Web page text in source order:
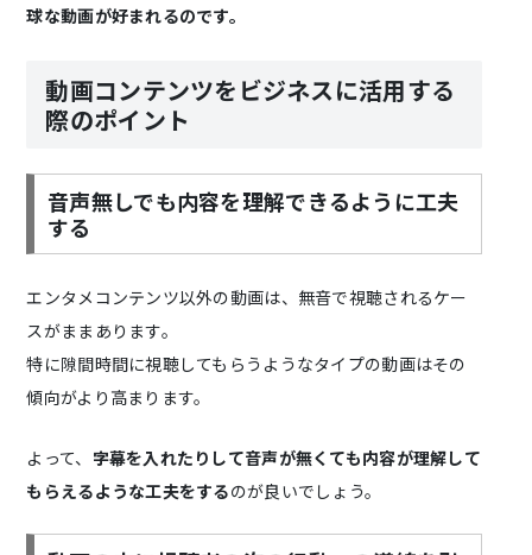
球な動画が好まれるのです。
動画コンテンツをビジネスに活用する
際のポイント
音声無しでも内容を理解できるように工夫
する
エンタメコンテンツ以外の動画は、無音で視聴されるケー
スがままあります。
特に隙間時間に視聴してもらうようなタイプの動画はその
傾向がより高まります。
よって、 字幕を入れたりして音声が無くても内容が理解して
もらえるような工夫をするのが良いでしょう。